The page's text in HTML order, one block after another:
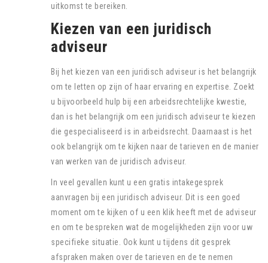
uitkomst te bereiken.
Kiezen van een juridisch
adviseur
Bij het kiezen van een juridisch adviseur is het belangrijk
om te letten op zijn of haar ervaring en expertise. Zoekt
u bijvoorbeeld hulp bij een arbeidsrechtelijke kwestie,
dan is het belangrijk om een juridisch adviseur te kiezen
die gespecialiseerd is in arbeidsrecht. Daarnaast is het
ook belangrijk om te kijken naar de tarieven en de manier
van werken van de juridisch adviseur.
In veel gevallen kunt u een gratis intakegesprek
aanvragen bij een juridisch adviseur. Dit is een goed
moment om te kijken of u een klik heeft met de adviseur
en om te bespreken wat de mogelijkheden zijn voor uw
specifieke situatie. Ook kunt u tijdens dit gesprek
afspraken maken over de tarieven en de te nemen